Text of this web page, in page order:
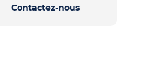
Contactez-nous